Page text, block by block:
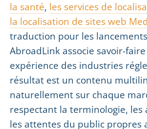
la santé, les services de
la localisation de sites web
traduction pour les
AbroadLink associe savoir-
expérience des industries
résultat est un contenu
naturellement sur chaque
respectant la terminologie, les
les attentes du public propres